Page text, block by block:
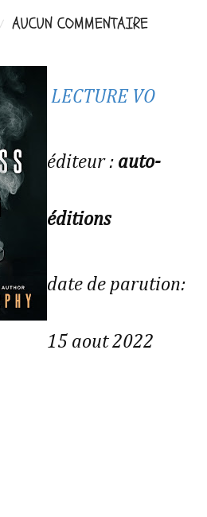
AUCUN COMMENTAIRE
LECTURE VO
éditeur : auto-
éditions
date de parution:
15 aout 2022